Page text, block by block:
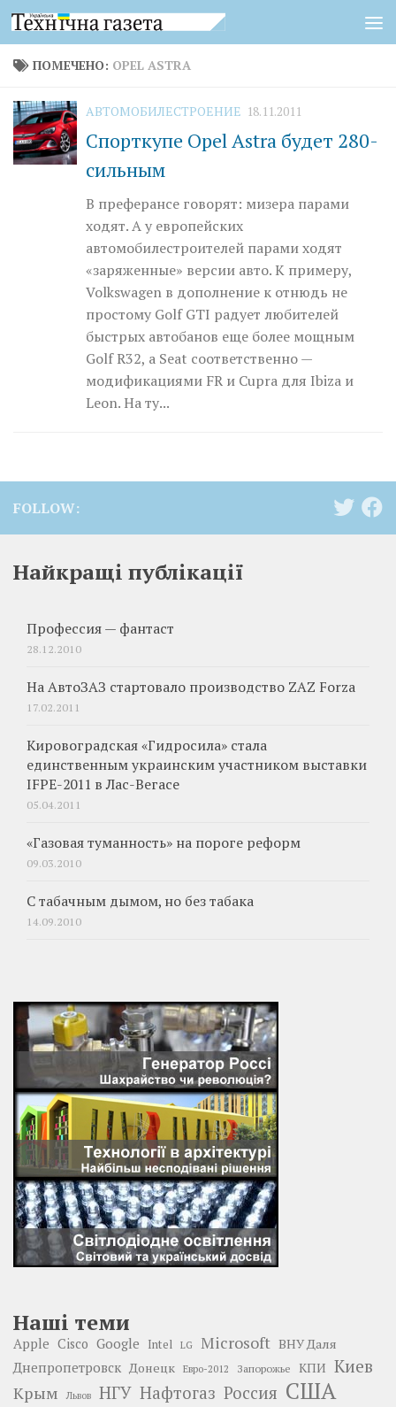
Перейти к содержимому
ПОМЕЧЕНО: OPEL ASTRA
АВТОМОБИЛЕСТРОЕНИЕ 18.11.2011
Спорткупе Opel Astra будет 280-
сильным
В преферансе говорят: мизера парами
ходят. А у европейских
автомобилестроителей парами ходят
«заряженные» версии авто. К примеру,
Volkswagen в дополнение к отнюдь не
простому Golf GTI радует любителей
быстрых автобанов еще более мощным
Golf R32, а Seat соответственно —
модификациями FR и Cupra для Ibiza и
Leon. На ту...
FOLLOW:
Найкращі публікації
Профессия — фантаст
28.12.2010
На АвтоЗАЗ стартовало производство ZAZ Forza
17.02.2011
Кировоградская «Гидросила» стала
единственным украинским участником выставки
IFPE-2011 в Лас-Вегасе
05.04.2011
«Газовая туманность» на пороге реформ
09.03.2010
С табачным дымом, но без табака
14.09.2010
Наші теми
Apple Cisco Google Intel LG Microsoft ВНУ Даля
Днепропетровск Донецк Евро-2012 Запорожье КПИ Киев
Крым Львов НГУ Нафтогаз Россия США